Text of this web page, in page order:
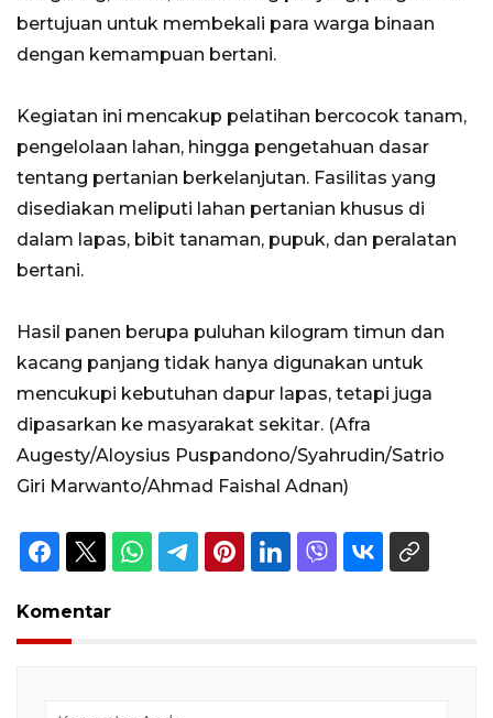
bertujuan untuk membekali para warga binaan
dengan kemampuan bertani.
Kegiatan ini mencakup pelatihan bercocok tanam,
pengelolaan lahan, hingga pengetahuan dasar
tentang pertanian berkelanjutan. Fasilitas yang
disediakan meliputi lahan pertanian khusus di
dalam lapas, bibit tanaman, pupuk, dan peralatan
bertani.
Hasil panen berupa puluhan kilogram timun dan
kacang panjang tidak hanya digunakan untuk
mencukupi kebutuhan dapur lapas, tetapi juga
dipasarkan ke masyarakat sekitar. (Afra
Augesty/Aloysius Puspandono/Syahrudin/Satrio
Giri Marwanto/Ahmad Faishal Adnan)
Komentar